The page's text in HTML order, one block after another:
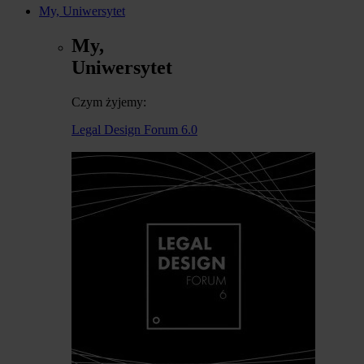
My, Uniwersytet
My,
Uniwersytet
Czym żyjemy:
Legal Design Forum 6.0